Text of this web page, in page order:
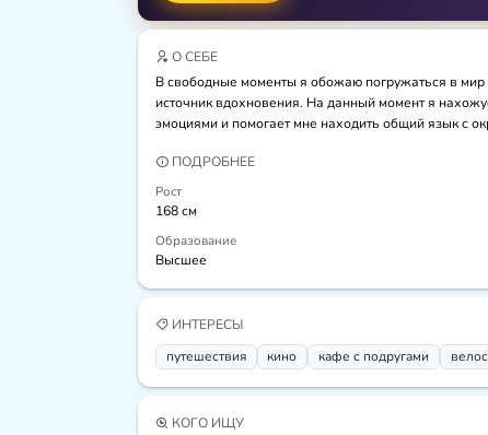
О СЕБЕ
В свободные моменты я обожаю погружаться в мир
источник вдохновения. На данный момент я
эмоциями и помогает мне находить общий язык с
ПОДРОБНЕЕ
Рост
168 см
Образование
Высшее
ИНТЕРЕСЫ
путешествия
кино кафе с подругами
КОГО ИЩУ